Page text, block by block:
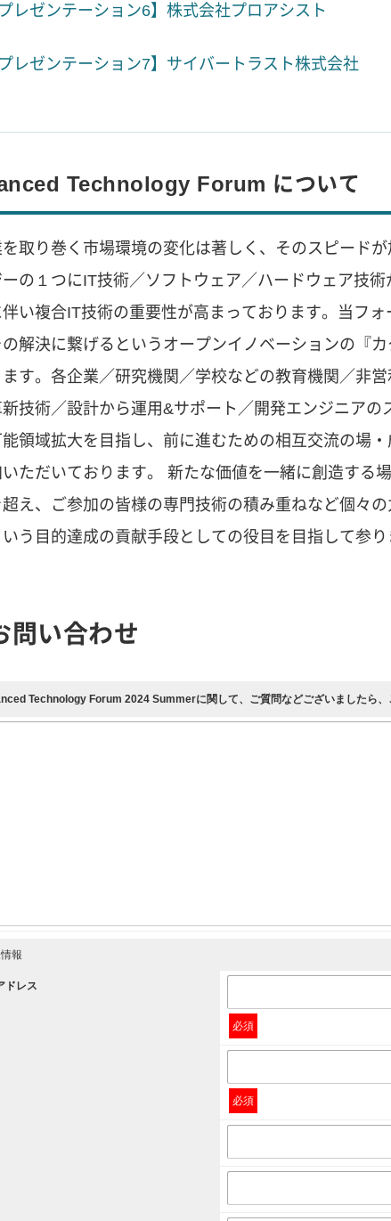
レゼンテーション6】株式会社プロアシスト
レゼンテーション7】サイバートラスト株式会社
Technology Forum について
取り巻く市場環境の変化は著しく、そのスピード
の１つにIT技術／ソフトウェア／ハードウェア技
い複合IT技術の重要性が高まっております。当フ
解決に繋げるというオープンイノベーションの『
す。各企業／研究機関／学校などの教育機関／非
技術／設計から運用&サポート／開発エンジニア
領域拡大を目指し、前に進むための相互交流の場
ただいております。 新たな価値を一緒に創造する
え、ご参加の皆様の専門技術の積み重ねなど個々
う目的達成の貢献手段としての役目を目指して参
問い合わせ
Technology Forum 2024 Summerに関して、ご質問などございましたら、
報
ドレス
必須
必須